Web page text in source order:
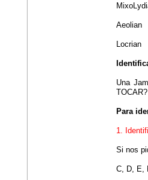
Aeolian
Locrian
Una
Para
1.
Si nos
C, D, E,